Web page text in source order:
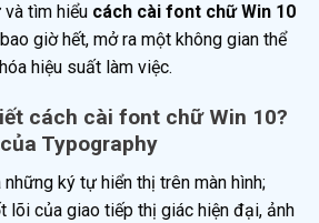
tìm hiểu cách cài font chữ Win 10
giờ hết, mở ra một không gian thể
hiệu suất làm việc.
cách cài font chữ Win 10?
Typography
ký tự hiển thị trên màn hình;
lõi của giao tiếp thị giác hiện đại, ảnh